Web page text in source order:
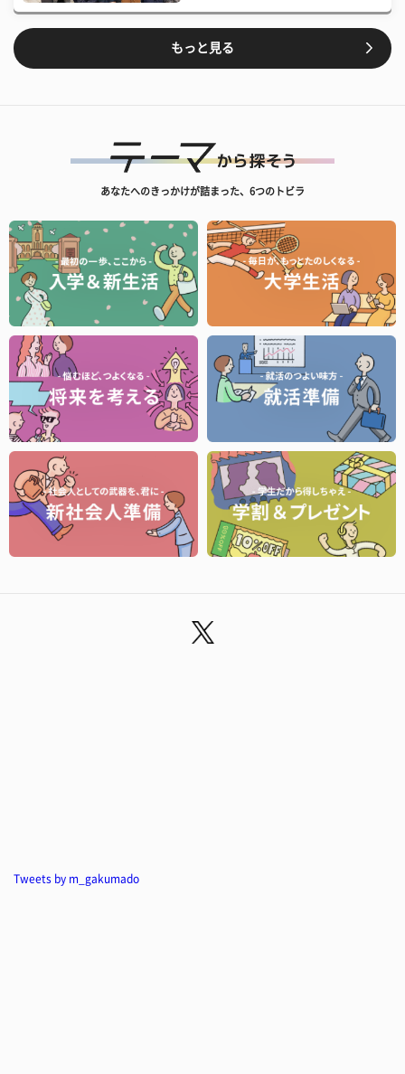
もっと見る
あなたへのきっかけが詰まった、6つのトビラ
Tweets by m_gakumado